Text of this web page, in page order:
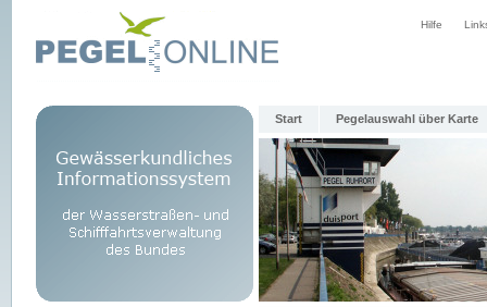
Hilfe
Start Pegelauswahl über Karte